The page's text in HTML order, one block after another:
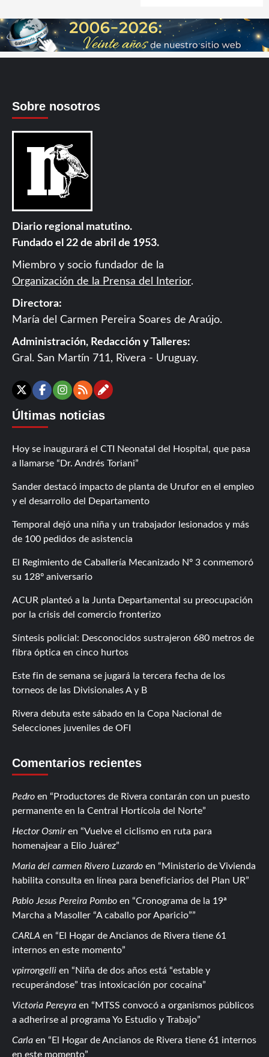
Sobre nosotros
Diario regional matutino.
Fundado el 22 de abril de 1953.
Miembro y socio fundador de la
Organización de la Prensa del Interior.
Directora:
María del Carmen Pereira Soares de Araújo.
Administración, Redacción y Talleres:
Gral. San Martín 711, Rivera - Uruguay.
X Facebook
Instagram
RSSContáctanos
Últimas noticias
Hoy se inaugurará el CTI Neonatal del Hospital, que pasa
a llamarse “Dr. Andrés Toriani”
Sander destacó impacto de planta de Urufor en el empleo
y el desarrollo del Departamento
Temporal dejó una niña y un trabajador lesionados y más
de 100 pedidos de asistencia
El Regimiento de Caballería Mecanizado Nº 3 conmemoró
su 128º aniversario
ACUR planteó a la Junta Departamental su preocupación
por la crisis del comercio fronterizo
Síntesis policial: Desconocidos sustrajeron 680 metros de
fibra óptica en cinco hurtos
Este fin de semana se jugará la tercera fecha de los
torneos de las Divisionales A y B
Rivera debuta este sábado en la Copa Nacional de
Selecciones juveniles de OFI
Comentarios recientes
Pedro en
Productores de Rivera contarán con un puesto
permanente en la Central Hortícola del Norte
Hector Osmiren
Vuelve el ciclismo en ruta para
homenajear a Elio Juárez
Maria del carmen Rivero Luzardo en
Ministerio de Vivienda
habilita consulta en línea para beneficiarios del Plan UR
Pablo Jesus Pereira Pombo en
Cronograma de la 19ª
Marcha a Masoller “A caballo por Aparicio”
CARLA en
El Hogar de Ancianos de Rivera tiene 61
internos en este momento
vpirrongelli en
Niña de dos años está “estable y
recuperándose” tras intoxicación por cocaína
Victoria Pereyra en
MTSS convocó a organismos públicos
a adherirse al programa Yo Estudio y Trabajo
Carla en
El Hogar de Ancianos de Rivera tiene 61 internos
en este momento